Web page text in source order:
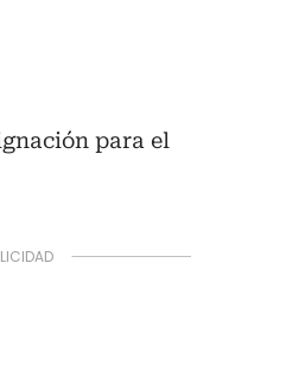
para el